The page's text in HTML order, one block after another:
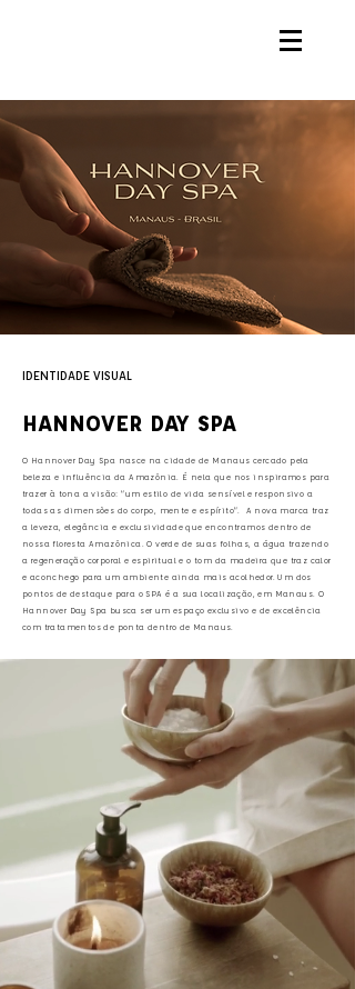
IDENTIDADE VISUAL
HANNOVER DAY SPA
O Hannover Day Spa nasce na cidade de Manaus cercado pela
beleza e influência da Amazônia. É nela que nos inspiramos para
trazer à tona a visão: “um estilo de vida sensível e responsivo a
todas as dimensões do corpo, mente e espírito”. A nova marca traz
a leveza, elegância e exclusividade que encontramos dentro de
nossa floresta Amazônica. O verde de suas folhas, a água trazendo
a regeneração corporal e espiritual e o tom da madeira que traz calor
e aconchego para um ambiente ainda mais acolhedor. Um dos
pontos de destaque para o SPA é a sua localização, em Manaus. O
Hannover Day Spa busca ser um espaço exclusivo e de excelência
com tratamentos de ponta dentro de Manaus.